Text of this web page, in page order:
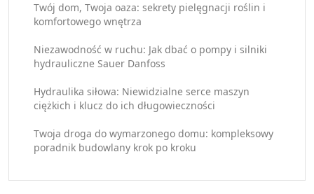
Twój dom, Twoja oaza: sekrety pielęgnacji roślin i
komfortowego wnętrza
Niezawodność w ruchu: Jak dbać o pompy i silniki
hydrauliczne Sauer Danfoss
Hydraulika siłowa: Niewidzialne serce maszyn
ciężkich i klucz do ich długowieczności
Twoja droga do wymarzonego domu: kompleksowy
poradnik budowlany krok po kroku